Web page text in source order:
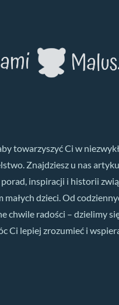
towarzyszyć Ci w
Znajdziesz u nas
inspiracji i historii
małych dzieci. Od
chwile radości – dzielimy
Ci lepiej zrozumieć i